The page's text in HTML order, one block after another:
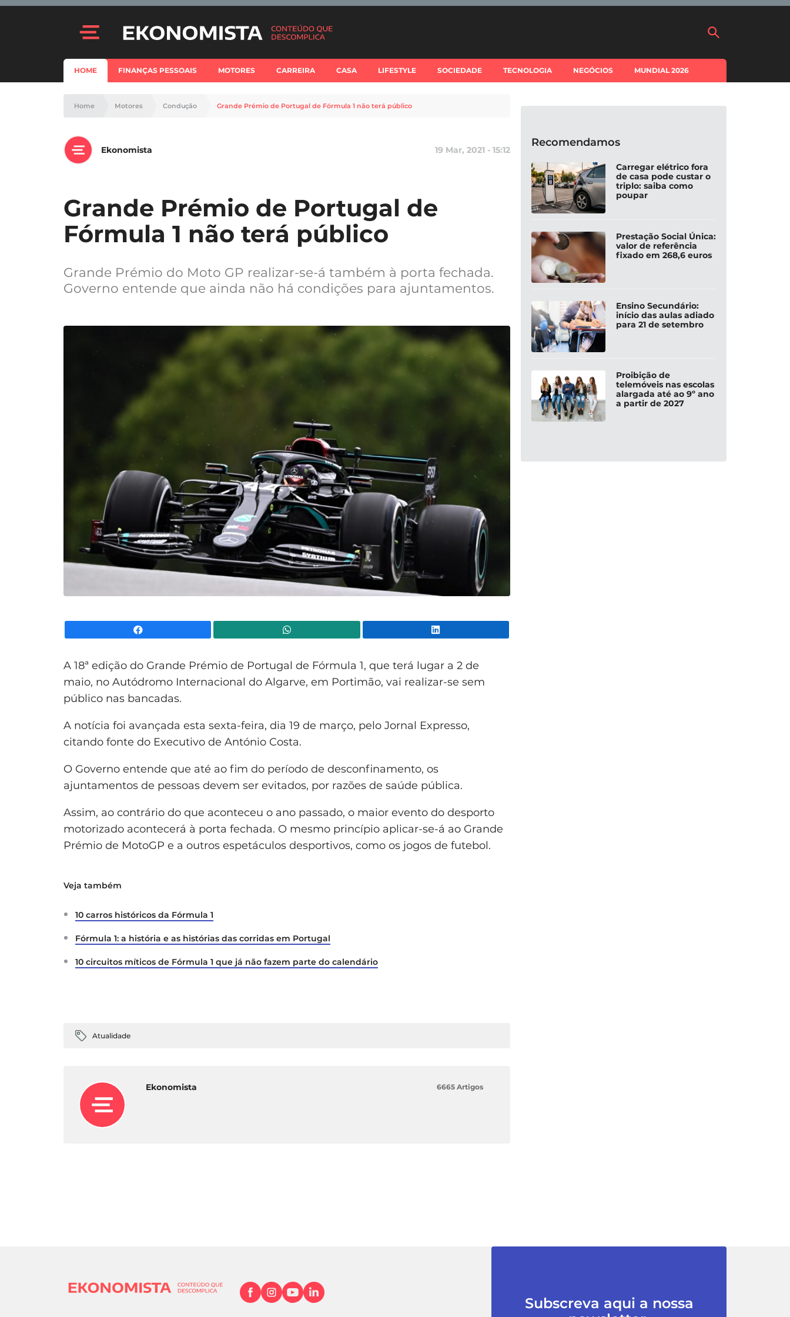
HOME FINANÇAS PESSOAIS MOTORES CARREIRA CASA LIFESTYLE SOCIEDADE TECNOLOGIA NEGÓCIOS MUNDIAL 2026
Home Motores Condução Grande Prémio de Portugal de Fórmula 1 não terá público
Ekonomista 19 Mar, 2021 - 15:12
Grande Prémio de Portugal de
Fórmula 1 não terá público
Grande Prémio do Moto GP realizar-se-á também à porta fechada.
Governo entende que ainda não há condições para ajuntamentos.
A 18ª edição do Grande Prémio de Portugal de Fórmula 1, que terá lugar a 2 de
maio, no Autódromo Internacional do Algarve, em Portimão, vai realizar-se sem
público nas bancadas.
A notícia foi avançada esta sexta-feira, dia 19 de março, pelo Jornal Expresso,
citando fonte do Executivo de António Costa.
O Governo entende que até ao fim do período de desconfinamento, os
ajuntamentos de pessoas devem ser evitados, por razões de saúde pública.
Assim, ao contrário do que aconteceu o ano passado, o maior evento do desporto
motorizado acontecerá à porta fechada. O mesmo princípio aplicar-se-á ao Grande
Prémio de MotoGP e a outros espetáculos desportivos, como os jogos de futebol.
Veja também
10 carros históricos da Fórmula 1
Fórmula 1: a história e as histórias das corridas em Portugal
10 circuitos míticos de Fórmula 1 que já não fazem parte do calendário
Atualidade
Ekonomista 6665 Artigos
Recomendamos
Carregar elétrico fora
de casa pode custar o
triplo: saiba como
poupar
Prestação Social Única:
valor de referência
fixado em 268,6 euros
Ensino Secundário:
início das aulas adiado
para 21 de setembro
Proibição de
telemóveis nas escolas
alargada até ao 9º ano
a partir de 2027
Subscreva aqui a nossa